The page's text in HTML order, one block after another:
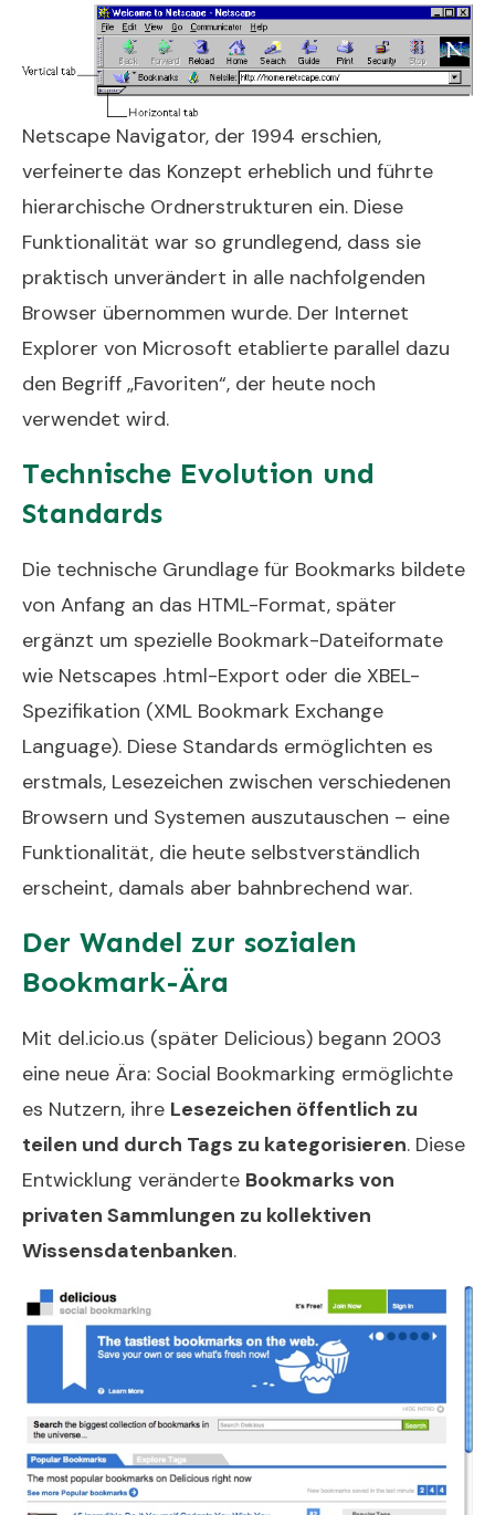
Netscape Navigator, der 1994 erschien,
verfeinerte das Konzept erheblich und führte
hierarchische Ordnerstrukturen ein. Diese
Funktionalität war so grundlegend, dass sie
praktisch unverändert in alle nachfolgenden
Browser übernommen wurde. Der Internet
Explorer von Microsoft etablierte parallel dazu
den Begriff „Favoriten“, der heute noch
verwendet wird.
Technische Evolution und
Standards
Die technische Grundlage für Bookmarks bildete
von Anfang an das HTML-Format, später
ergänzt um spezielle Bookmark-Dateiformate
wie Netscapes .html-Export oder die XBEL-
Spezifikation (XML Bookmark Exchange
Language). Diese Standards ermöglichten es
erstmals, Lesezeichen zwischen verschiedenen
Browsern und Systemen auszutauschen – eine
Funktionalität, die heute selbstverständlich
erscheint, damals aber bahnbrechend war.
Der Wandel zur sozialen
Bookmark-Ära
Mit del.icio.us (später Delicious) begann 2003
eine neue Ära: Social Bookmarking ermöglichte
es Nutzern, ihre Lesezeichen öffentlich zu
teilen und durch Tags zu kategorisieren. Diese
Entwicklung veränderte Bookmarks von
privaten Sammlungen zu kollektiven
Wissensdatenbanken.